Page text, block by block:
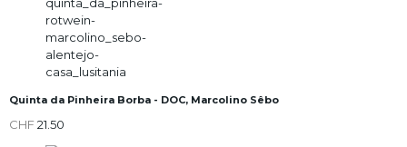
Quinta da Pinheira Borba - DOC, Marcolino Sêbo
CHF21.50